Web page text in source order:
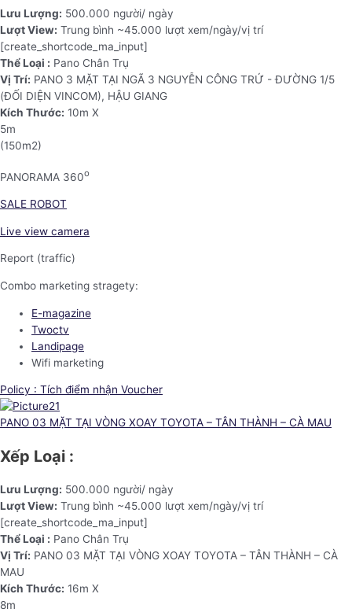
Lưu Lượng: 500.000 người/ ngày
Lượt View: Trung bình ~45.000 lượt xem/ngày/vị trí
[create_shortcode_ma_input]
Thể Loại : Pano Chân Trụ
Vị Trí: PANO 3 MẶT TẠI NGÃ 3 NGUYỄN CÔNG TRỨ - ĐƯỜNG 1/5
(ĐỐI DIỆN VINCOM), HẬU GIANG
Kích Thước: 10m X
5m
(150m2)
PANORAMA 360o
SALE ROBOT
Live view camera
Report (traffic)
Combo marketing stragety:
E-magazine
Twoctv
Landipage
Wifi marketing
Policy : Tích điểm nhận Voucher
PANO 03 MẶT TẠI VÒNG XOAY TOYOTA – TÂN THÀNH – CÀ MAU
Xếp Loại :
Lưu Lượng: 500.000 người/ ngày
Lượt View: Trung bình ~45.000 lượt xem/ngày/vị trí
[create_shortcode_ma_input]
Thể Loại : Pano Chân Trụ
Vị Trí: PANO 03 MẶT TẠI VÒNG XOAY TOYOTA – TÂN THÀNH – CÀ
MAU
Kích Thước: 16m X
8m